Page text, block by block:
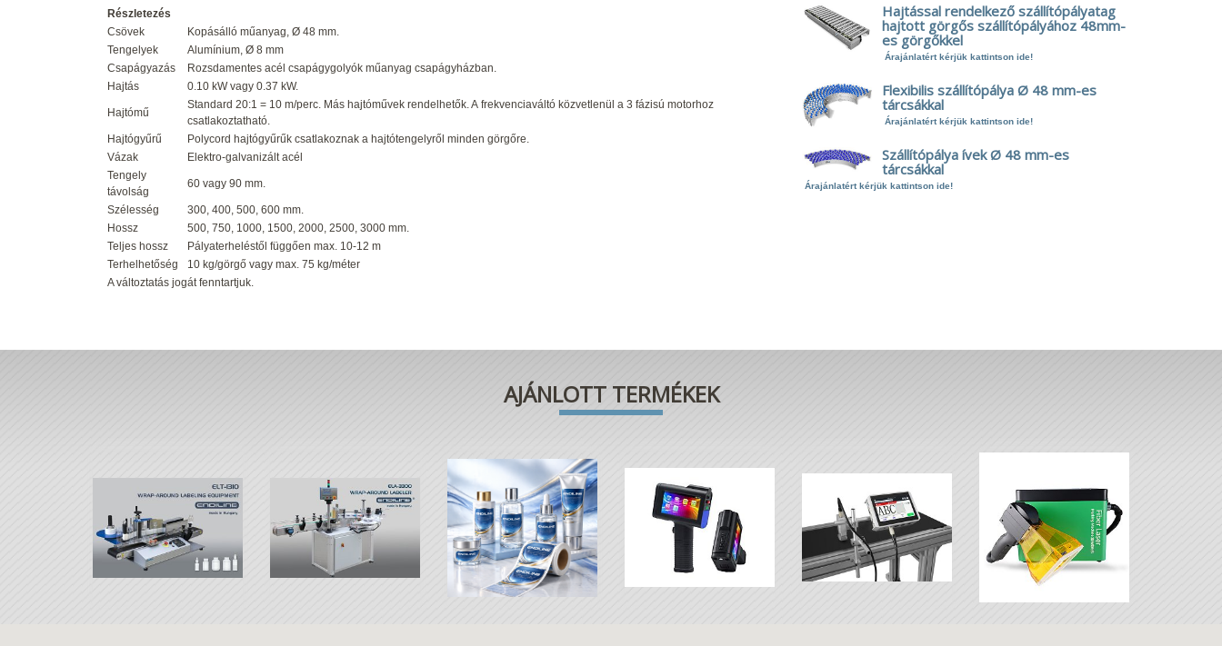
Részletezés
Csövek
Kopásálló műanyag, Ø 48 mm.
Tengelyek
Alumínium, Ø 8 mm
Csapágyazás
Rozsdamentes acél csapágygolyók műanyag csapágyházban.
Hajtás
0.10 kW vagy 0.37 kW.
Hajtómű
Standard 20:1 = 10 m/perc. Más hajtóművek rendelhetők. A frekvenciaváltó közvetlenül a 3 fázisú motorhoz
csatlakoztatható.
Hajtógyűrű
Polycord hajtógyűrűk csatlakoznak a hajtótengelyről minden görgőre.
Vázak
Elektro-galvanizált acél
Tengely
távolság
60 vagy 90 mm.
Szélesség
300, 400, 500, 600 mm.
Hossz
500, 750, 1000, 1500, 2000, 2500, 3000 mm.
Teljes hossz
Pályaterheléstől függően max. 10-12 m
Terhelhetőség
10 kg/görgő vagy max. 75 kg/méter
A változtatás jogát fenntartjuk.
Hajtással rendelkező szállítópályatag
hajtott görgős szállítópályához 48mm-
es görgőkkel
Árajánlatért kérjük kattintson ide!
Flexibilis szállítópálya Ø 48 mm-es
tárcsákkal
Árajánlatért kérjük kattintson ide!
Szállítópálya ívek Ø 48 mm-es
tárcsákkal
Árajánlatért kérjük kattintson ide!
AJÁNLOTT TERMÉKEK